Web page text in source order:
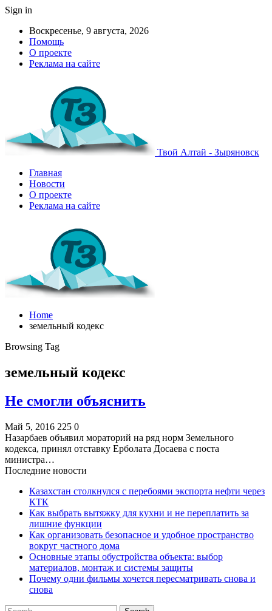
Sign in
Воскресенье, 9 августа, 2026
Помощь
О проекте
Реклама на сайте
Твой Алтай - Зыряновск
Главная
Новости
О проекте
Реклама на сайте
Home
земельный кодекс
Browsing Tag
земельный кодекс
Не смогли объяснить
Май 5, 2016 225 0
Назарбаев объявил мораторий на ряд норм Земельного
кодекса, принял отставку Ерболата Досаева с поста
министра…
Последние новости
Казахстан столкнулся с перебоями экспорта нефти через
КТК
Как выбрать вытяжку для кухни и не переплатить за
лишние функции
Как организовать безопасное и удобное пространство
вокруг частного дома
Основные этапы обустройства объекта: выбор
материалов, монтаж и системы защиты
Почему одни фильмы хочется пересматривать снова и
снова